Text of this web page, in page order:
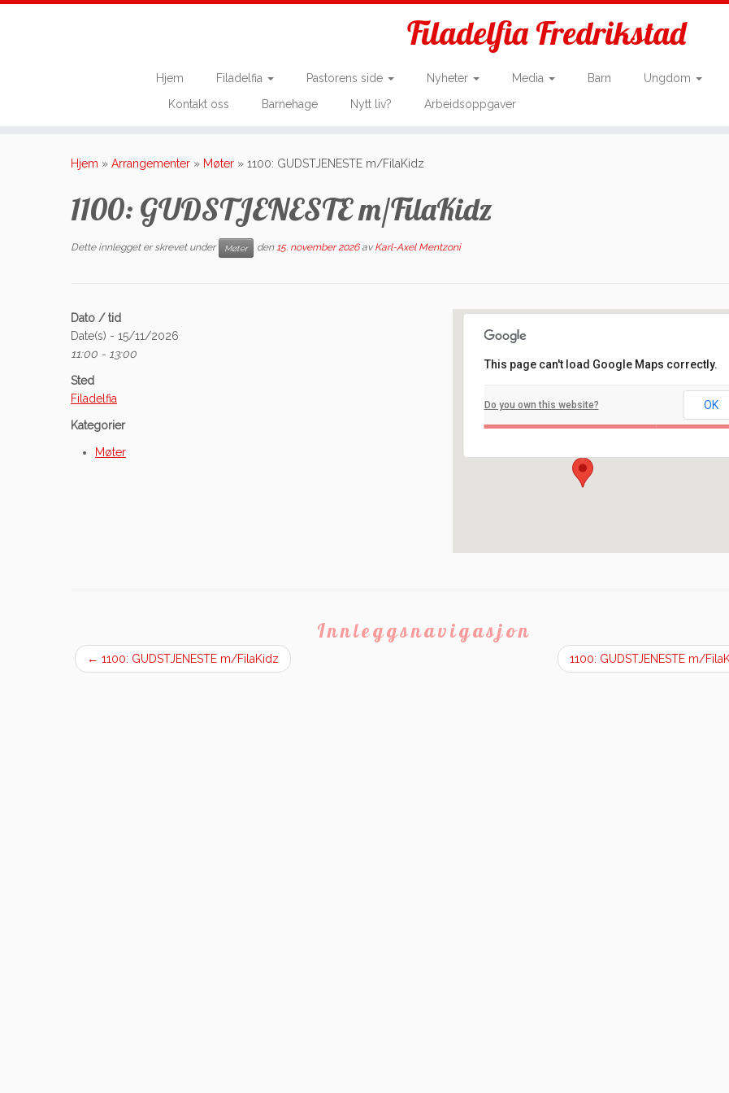
Filadelfia Fredrikstad
Hjem Filadelfia Pastorens side Nyheter Media Barn Ungdom
Kontakt oss
Barnehage Nytt liv? Arbeidsoppgaver
Hjem » Arrangementer » Møter » 1100: GUDSTJENESTE m/FilaKidz
1100: GUDSTJENESTE m/FilaKidz
Dette innlegget er skrevet under Møter den 15. november 2026 avKarl-Axel Mentzoni
Arrangement
This page can't load Google Maps correctly.
Do you own this website? OK
Dato / tid
Date(s) - 15/11/2026
11:00 - 13:00
Sted
Filadelfia
Kategorier
Møter
Innleggsnavigasjon
← 1100: GUDSTJENESTE m/FilaKidz 1100: GUDSTJENESTE m/